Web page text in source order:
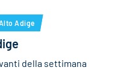
Adige
della settimana